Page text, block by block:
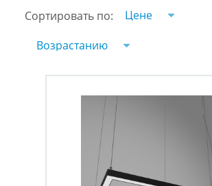
Сортировать по:
Цене
Возрастанию